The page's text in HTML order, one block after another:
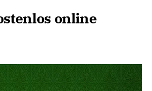
online